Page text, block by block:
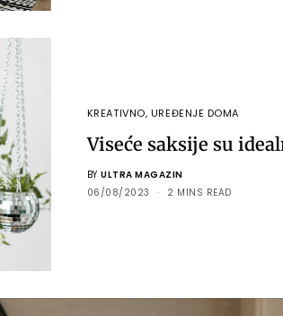
KREATIVNO, UREĐENJE DOMA
Viseće saksije su
BY ULTRA MAGAZIN
06/08/2023
2 MINS READ